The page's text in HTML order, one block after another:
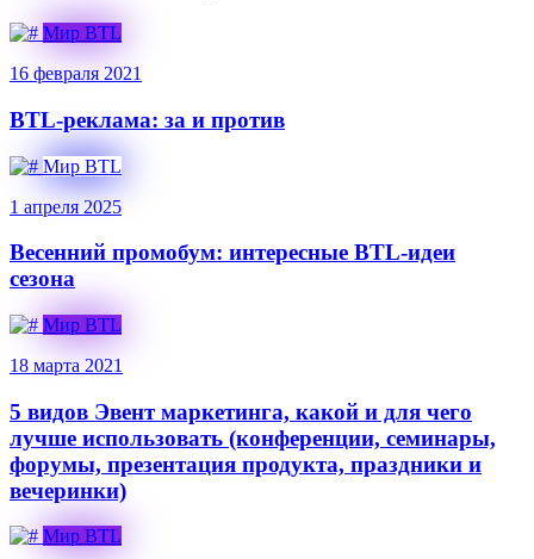
Мир BTL
16 февраля 2021
BTL-реклама: за и против
Мир BTL
1 апреля 2025
Весенний промобум: интересные BTL-идеи
сезона
Мир BTL
18 марта 2021
5 видов Эвент маркетинга, какой и для чего
лучше использовать (конференции, семинары,
форумы, презентация продукта, праздники и
вечеринки)
Мир BTL